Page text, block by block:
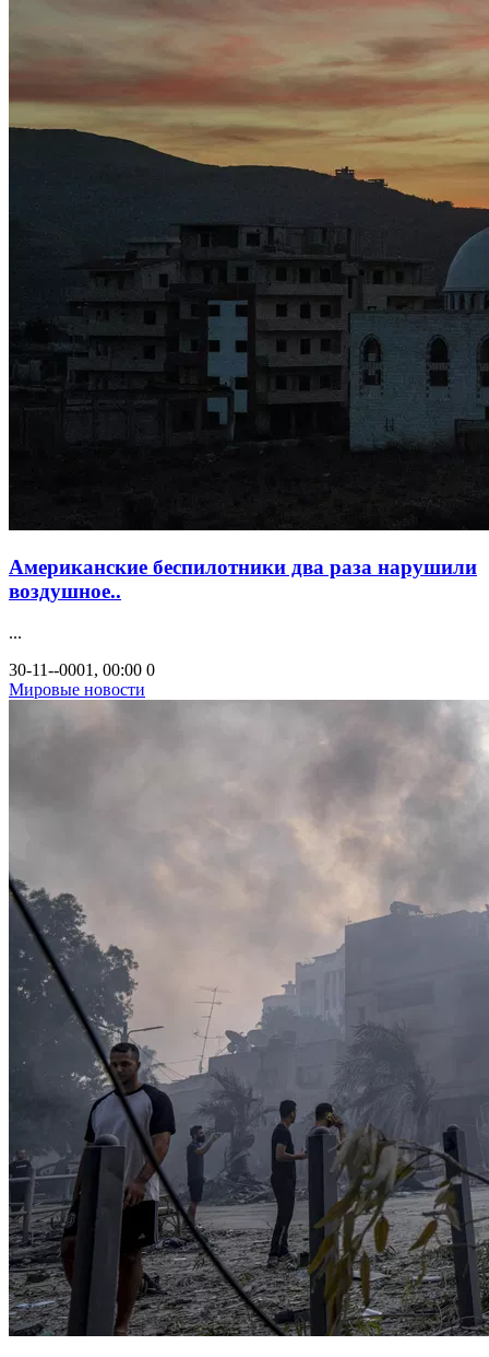
Американские беспилотники два раза нарушили
воздушное..
...
30-11--0001, 00:00 0
Мировые новости